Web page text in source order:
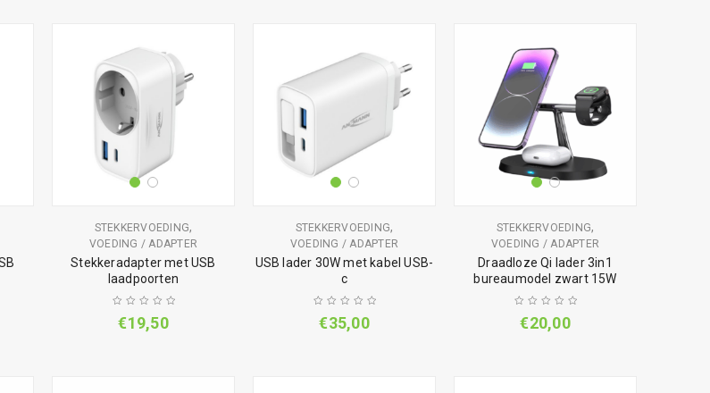
STEKKERVOEDING,
VOEDING / ADAPTER
Stekkeradapter met USB
laadpoorten
€19,50
STEKKERVOEDING,
VOEDING / ADAPTER
USB lader 30W met kabel USB-
c
€35,00
STEKKERVOEDING,
VOEDING / ADAPTER
Draadloze Qi lader 3in1
bureaumodel zwart 15W
€20,00